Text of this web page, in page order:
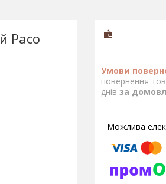
Paco
повернення
днів за